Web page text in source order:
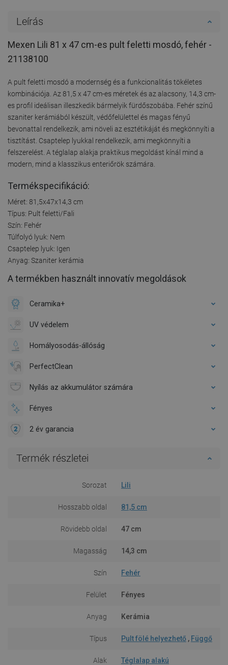
Leírás
Mexen Lili 81 x 47 cm-es pult feletti mosdó, fehér -
21138100
A pult feletti mosdó a modernség és a funkcionalitás tökéletes
kombinációja. Az 81,5 x 47 cm-es méretek és az alacsony, 14,3 cm-
es profil ideálisan illeszkedik bármelyik fürdőszobába. Fehér színű
szaniter kerámiából készült, védőfelülettel és magas fényű
bevonattal rendelkezik, ami növeli az esztétikáját és megkönnyíti a
tisztítást. Csaptelep lyukkal rendelkezik, ami megkönnyíti a
felszerelést. A téglalap alakja praktikus megoldást kínál mind a
modern, mind a klasszikus enteriőrök számára.
Termékspecifikáció:
Méret: 81,5x47x14,3 cm
Típus: Pult feletti/Fali
Szín: Fehér
Túlfolyó lyuk: Nem
Csaptelep lyuk: Igen
Anyag: Szaniter kerámia
A termékben használt innovatív megoldások
Ceramika+
UV védelem
Homályosodás-állóság
PerfectClean
Nyílás az akkumulátor számára
Fényes
2 év garancia
Termék részletei
Sorozat Lili
Hosszabb oldal 81,5 cm
Rövidebb oldal 47 cm
Magasság 14,3 cm
Szín Fehér
Felület Fényes
Anyag Kerámia
Típus Pult fölé helyezhető , Függő
Alak Téglalap alakú